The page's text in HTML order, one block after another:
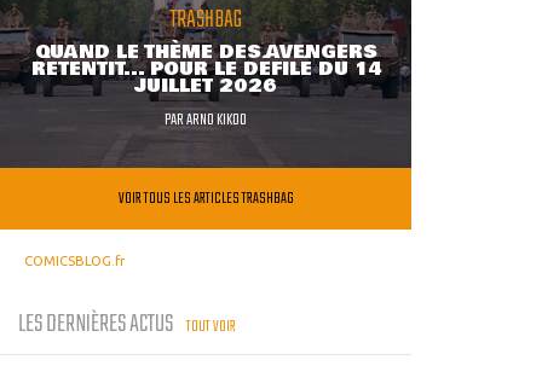
TRASHBAG
QUAND LE THÈME DES AVENGERS
RETENTIT... POUR LE DÉFILÉ DU 14
JUILLET 2026
PARARNO KIKOO
VOIR TOUS LES ARTICLES TRASHBAG
COMICSBLOG.fr
LES DERNIÈRES ACTUS TOUT VOIR